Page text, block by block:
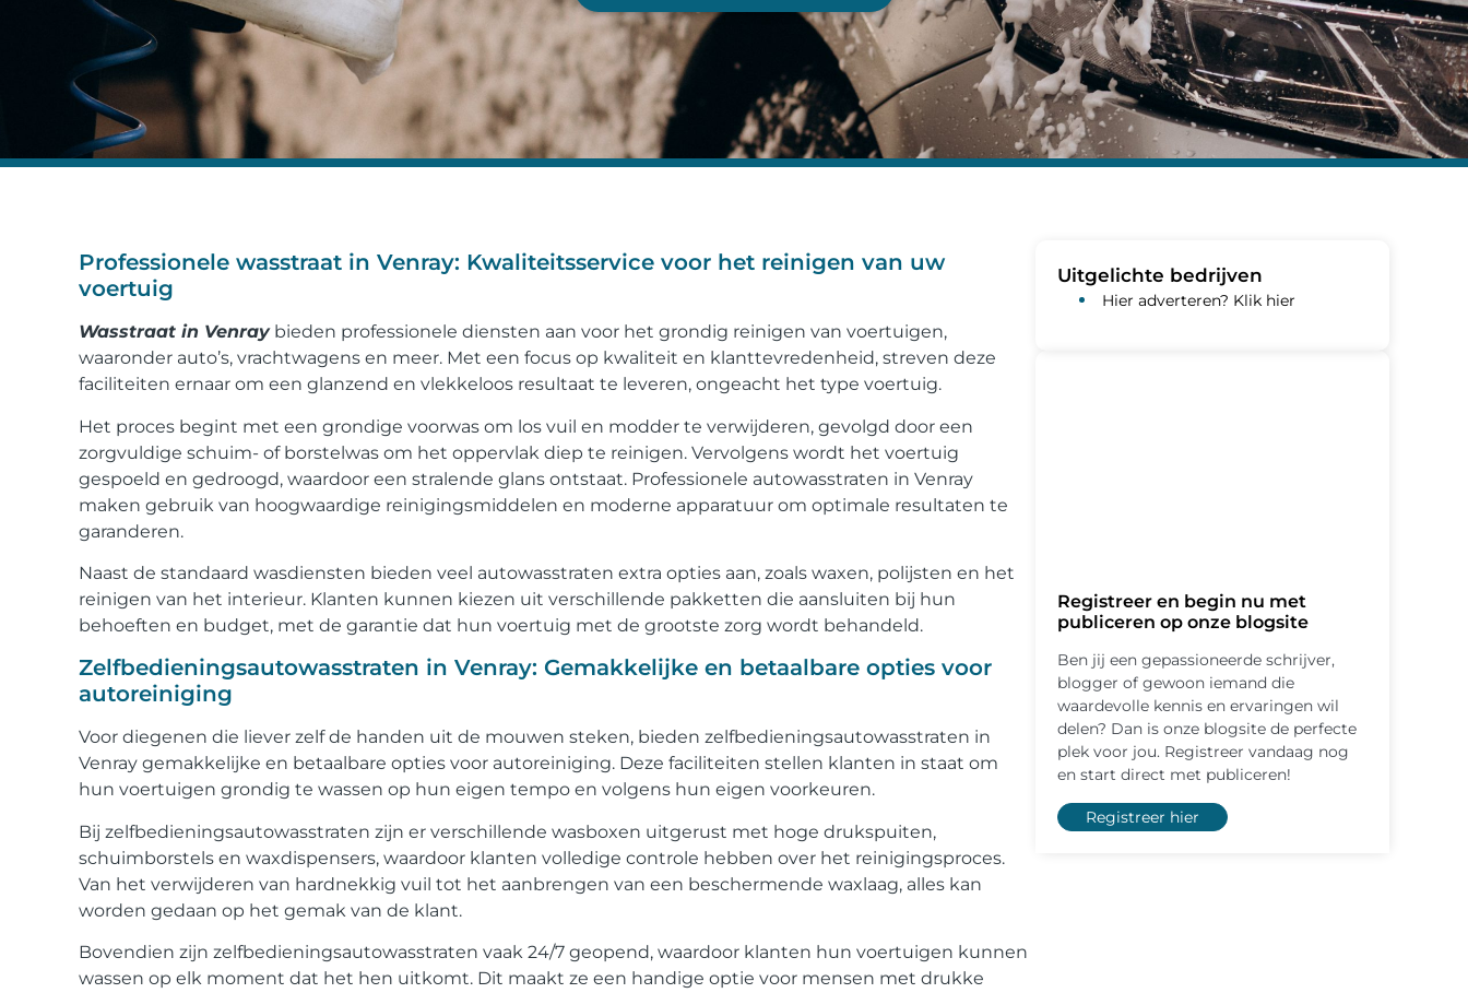
Professionele wasstraat in Venray: Kwaliteitsservice voor het reinigen van uw
voertuig
Wasstraat in Venraybieden professionele diensten aan voor het grondig reinigen van voertuigen,
waaronder auto’s, vrachtwagens en meer. Met een focus op kwaliteit en klanttevredenheid, streven deze
faciliteiten ernaar om een glanzend en vlekkeloos resultaat te leveren, ongeacht het type voertuig.
Het proces begint met een grondige voorwas om los vuil en modder te verwijderen, gevolgd door een
zorgvuldige schuim- of borstelwas om het oppervlak diep te reinigen. Vervolgens wordt het voertuig
gespoeld en gedroogd, waardoor een stralende glans ontstaat. Professionele autowasstraten in Venray
maken gebruik van hoogwaardige reinigingsmiddelen en moderne apparatuur om optimale resultaten te
garanderen.
Naast de standaard wasdiensten bieden veel autowasstraten extra opties aan, zoals waxen, polijsten en het
reinigen van het interieur. Klanten kunnen kiezen uit verschillende pakketten die aansluiten bij hun
behoeften en budget, met de garantie dat hun voertuig met de grootste zorg wordt behandeld.
Zelfbedieningsautowasstraten in Venray: Gemakkelijke en betaalbare opties voor
autoreiniging
Voor diegenen die liever zelf de handen uit de mouwen steken, bieden zelfbedieningsautowasstraten in
Venray gemakkelijke en betaalbare opties voor autoreiniging. Deze faciliteiten stellen klanten in staat om
hun voertuigen grondig te wassen op hun eigen tempo en volgens hun eigen voorkeuren.
Bij zelfbedieningsautowasstraten zijn er verschillende wasboxen uitgerust met hoge drukspuiten,
schuimborstels en waxdispensers, waardoor klanten volledige controle hebben over het reinigingsproces.
Van het verwijderen van hardnekkig vuil tot het aanbrengen van een beschermende waxlaag, alles kan
worden gedaan op het gemak van de klant.
Bovendien zijn zelfbedieningsautowasstraten vaak 24/7 geopend, waardoor klanten hun voertuigen kunnen
wassen op elk moment dat het hen uitkomt. Dit maakt ze een handige optie voor mensen met drukke
Uitgelichte bedrijven
Hier adverteren? Klik hier
Registreer en begin nu met
publiceren op onze blogsite
Ben jij een gepassioneerde schrijver,
blogger of gewoon iemand die
waardevolle kennis en ervaringen wil
delen? Dan is onze blogsite de perfecte
plek voor jou. Registreer vandaag nog
en start direct met publiceren!
Registreer hier